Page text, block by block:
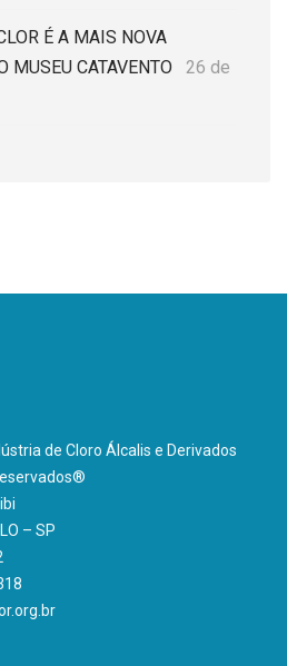
É A MAIS NOVA
MUSEU CATAVENTO
26 de
de Cloro Álcalis e Derivados
– SP